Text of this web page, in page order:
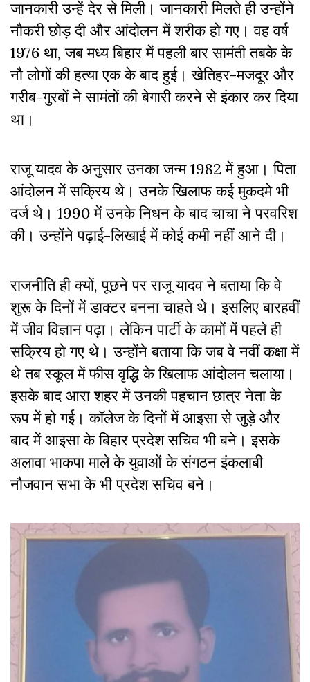
जानकारी उन्हें देर से मिली। जानकारी मिलते ही उन्होंने
नौकरी छोड़ दी और आंदोलन में शरीक हो गए। वह वर्ष
1976 था, जब मध्य बिहार में पहली बार सामंती तबके के
नौ लोगों की हत्या एक के बाद हुई। खेतिहर-मजदूर और
गरीब-गुरबों ने सामंतों की बेगारी करने से इंकार कर दिया
था।
राजू यादव के अनुसार उनका जन्म 1982 में हुआ। पिता
आंदोलन में सक्रिय थे। उनके खिलाफ कई मुकदमे भी
दर्ज थे। 1990 में उनके निधन के बाद चाचा ने परवरिश
की। उन्होंने पढ़ाई-लिखाई में कोई कमी नहीं आने दी।
राजनीति ही क्यों, पूछने पर राजू यादव ने बताया कि वे
शुरू के दिनों में डाक्टर बनना चाहते थे। इसलिए बारहवीं
में जीव विज्ञान पढ़ा। लेकिन पार्टी के कामों में पहले ही
सक्रिय हो गए थे। उन्होंने बताया कि जब वे नवीं कक्षा में
थे तब स्कूल में फीस वृद्धि के खिलाफ आंदोलन चलाया।
इसके बाद आरा शहर में उनकी पहचान छात्र नेता के
रूप में हो गई। कॉलेज के दिनों में आइसा से जुड़े और
बाद में आइसा के बिहार प्रदेश सचिव भी बने। इसके
अलावा भाकपा माले के युवाओं के संगठन इंकलाबी
नौजवान सभा के भी प्रदेश सचिव बने।